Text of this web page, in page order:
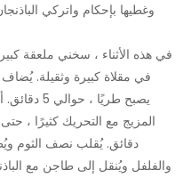
وغطيها بإحكام واتركي
في هذه الأثناء ، سخني ملعقة
في مقلاة كبيرة وثقيلة.
يصبح
دقائق. يُقلب نصف الثوم
والفلفل ويُنقل إلى طاجن مع